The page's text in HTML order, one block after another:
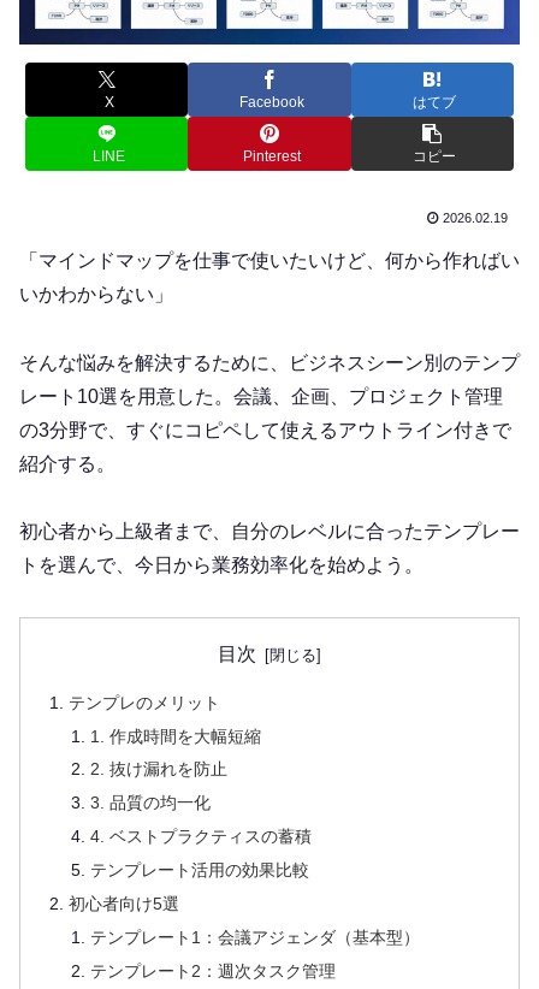
X Facebook はてブ
LINE Pinterest コピー
2026.02.19
「マインドマップを仕事で使いたいけど、何から作ればい
いかわからない」
そんな悩みを解決するために、ビジネスシーン別のテンプ
レート10選を用意した。会議、企画、プロジェクト管理
の3分野で、すぐにコピペして使えるアウトライン付きで
紹介する。
初心者から上級者まで、自分のレベルに合ったテンプレー
トを選んで、今日から業務効率化を始めよう。
目次
テンプレのメリット
1. 作成時間を大幅短縮
2. 抜け漏れを防止
3. 品質の均一化
4. ベストプラクティスの蓄積
テンプレート活用の効果比較
初心者向け5選
テンプレート1：会議アジェンダ（基本型）
テンプレート2：週次タスク管理